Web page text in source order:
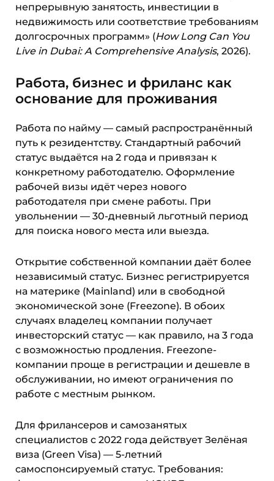
непрерывную занятость, инвестиции в
недвижимость или соответствие требованиям
долгосрочных программ» (How Long Can You
Live in Dubai: A Comprehensive Analysis, 2026).
Работа, бизнес и фриланс как
основание для проживания
Работа по найму — самый распространённый
путь к резидентству. Стандартный рабочий
статус выдаётся на 2 года и привязан к
конкретному работодателю. Оформление
рабочей визы идёт через нового
работодателя при смене работы. При
увольнении — 30-дневный льготный период
для поиска нового места или выезда.
Открытие собственной компании даёт более
независимый статус. Бизнес регистрируется
на материке (Mainland) или в свободной
экономической зоне (Freezone). В обоих
случаях владелец компании получает
инвесторский статус — как правило, на 3 года
с возможностью продления. Freezone-
компании проще в регистрации и дешевле в
обслуживании, но имеют ограничения по
работе с местным рынком.
Для фрилансеров и самозанятых
специалистов с 2022 года действует Зелёная
виза (Green Visa) — 5-летний
самоспонсируемый статус. Требования: